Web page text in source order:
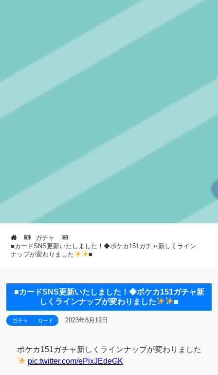
ガチャ
■カードSNS更新いたしました！◆ポケカ151ガチャ新しくライン
ナップが変わりました
■
■カードSNS更新いたしました！◆ポケカ151ガチャ新
しくラインナップが変わりました
■
ガチャ カード 2023年8月12日
ポケカ151ガチャ新しくラインナップが変わりました
pic.twitter.com/ePixJEdeGK